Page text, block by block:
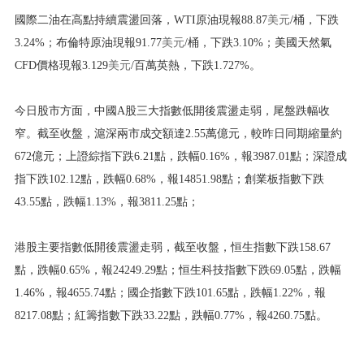
國際二油在高點持續震盪回落，WTI原油現報88.87美元/桶，下跌
3.24%；布倫特原油現報91.77美元/桶，下跌3.10%；美國天然氣
CFD價格現報3.129美元/百萬英熱，下跌1.727%。
今日股市方面，中國A股三大指數低開後震盪走弱，尾盤跌幅收
窄。截至收盤，滬深兩市成交額達2.55萬億元，較昨日同期縮量約
672億元；上證綜指下跌6.21點，跌幅0.16%，報3987.01點；深證成
指下跌102.12點，跌幅0.68%，報14851.98點；創業板指數下跌
43.55點，跌幅1.13%，報3811.25點；
港股主要指數低開後震盪走弱，截至收盤，恒生指數下跌158.67
點，跌幅0.65%，報24249.29點；恒生科技指數下跌69.05點，跌幅
1.46%，報4655.74點；國企指數下跌101.65點，跌幅1.22%，報
8217.08點；紅籌指數下跌33.22點，跌幅0.77%，報4260.75點。